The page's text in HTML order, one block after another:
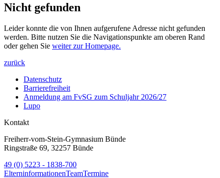
Nicht gefunden
Leider konnte die von Ihnen aufgerufene Adresse nicht gefunden
werden. Bitte nutzen Sie die Navigationspunkte am oberen Rand
oder gehen Sie weiter zur Homepage.
zurück
Datenschutz
Barrierefreiheit
Anmeldung am FvSG zum Schuljahr 2026/27
Lupo
Kontakt
Freiherr-vom-Stein-Gymnasium Bünde
Ringstraße 69, 32257 Bünde
49 (0) 5223 - 1838-700
ElterninformationenTeamTermine